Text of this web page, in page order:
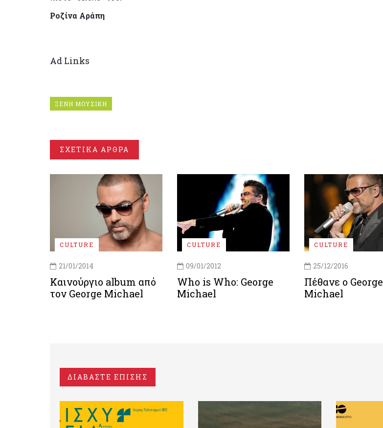
Ροζίνα Αράπη
Ad Links
ΞΕΝΗ ΜΟΥΣΙΚΗ
ΣΧΕΤΙΚΑ ΑΡΘΡΑ
CULTURE
21/01/2014
Καινούργιο album από
τον George Michael
CULTURE
09/01/2012
Who is Who: George
Michael
CULTURE
25/12/2016
Πέθανε ο George
Michael
ΔΙΑΒΑΣΤΕ ΕΠΙΣΗΣ